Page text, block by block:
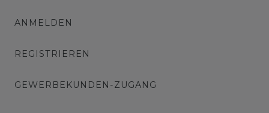
ANMELDEN
REGISTRIEREN
GEWERBEKUNDEN-ZUGANG